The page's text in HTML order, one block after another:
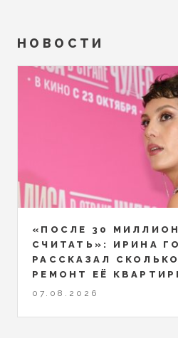
НОВОСТИ
«ПОСЛЕ 30
СЧИТАТЬ»: ИРИНА
РАССКАЗАЛ
РЕМОНТ ЕЁ
07.08.2026